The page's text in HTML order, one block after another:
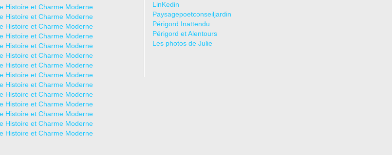
LinKedin
Paysagepoetconseiljardin
Périgord Inattendu
Périgord et Alentours
Les photos de Julie